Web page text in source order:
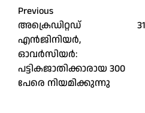
Post
navigation
Previous
അക്രെഡിറ്റഡ്
എൻജിനിയർ,
ഓവർസിയർ:
പട്ടികജാതിക്കാരായ 300
പേരെ നിയമിക്കുന്നു